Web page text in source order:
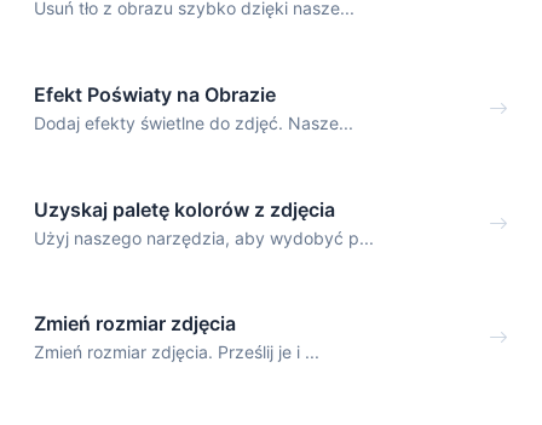
Usuń tło z obrazu szybko dzięki nasze...
Efekt Poświaty na Obrazie
Dodaj efekty świetlne do zdjęć. Nasze...
Uzyskaj paletę kolorów z zdjęcia
Użyj naszego narzędzia, aby wydobyć p...
Zmień rozmiar zdjęcia
Zmień rozmiar zdjęcia. Prześlij je i ...